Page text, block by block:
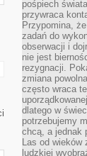
pośpiech
przywraca
Przypomina,
zadań do
obserwacji i
nie jest
rezygnacji.
zmiana
często wraca
dlatego w
potrzebujemy
chcą, a jednak
Las od wieków
ludzkiej